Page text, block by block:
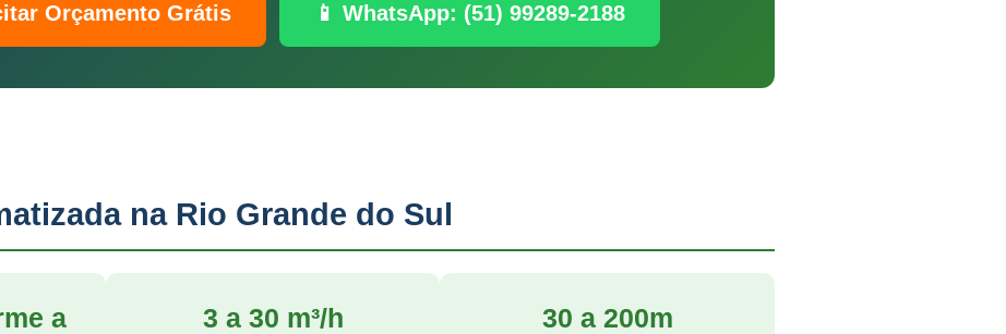
Orçamento Grátis 📱 WhatsApp: (51) 99289-2188
na Rio Grande do Sul
a
3 a 30 m³/h 30 a 200m